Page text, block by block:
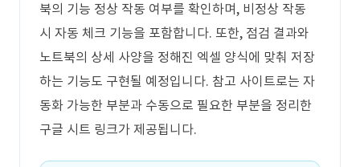
북의 기능 정상 작동 여부를 확인하며, 비정상 작동
시 자동 체크 기능을 포함합니다. 또한, 점검 결과와
노트북의 상세 사양을 정해진 엑셀 양식에 맞춰 저장
하는 기능도 구현될 예정입니다. 참고 사이트로는 자
동화 가능한 부분과 수동으로 필요한 부분을 정리한
구글 시트 링크가 제공됩니다.